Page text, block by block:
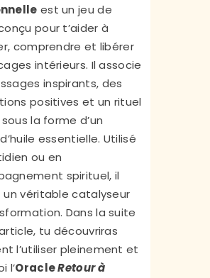
est un jeu de
pour t’aider à
comprendre et libérer
intérieurs. Il associe
inspirants, des
positives et un rituel
la forme d’un
essentielle. Utilisé
ou en
spirituel, il
véritable catalyseur
Dans la suite
tu découvriras
l’utiliser pleinement et
l’OracleRetour à